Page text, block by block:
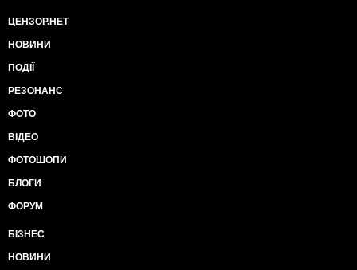
ЦЕНЗОР.НЕТ
НОВИНИ
ПОДІЇ
РЕЗОНАНС
ФОТО
ВІДЕО
ФОТОШОПИ
БЛОГИ
ФОРУМ
БІЗНЕС
НОВИНИ